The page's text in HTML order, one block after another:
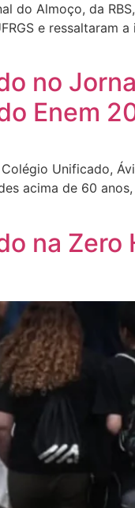
do Almoço, da
e ressaltaram
no
Enem
Unificado,
acima de 60
na Zero